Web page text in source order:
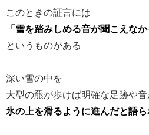
このときの証言には
「雪を踏みしめる音が聞こえなか
というものがある
深い雪の中を
大型の羆が歩けば明確な足跡や音
氷の上を滑るように進んだと語